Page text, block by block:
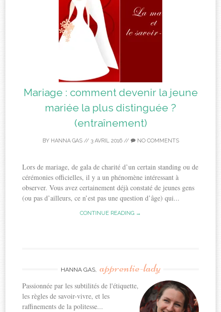
Mariage : comment devenir la jeune
mariée la plus distinguée ?
(entraînement)
BY HANNA GAS// 3 AVRIL 2016// NO COMMENTS
Lors de mariage, de gala de charité d’un certain standing ou de
cérémonies officielles, il y a un phénomène intéressant à
observer. Vous avez certainement déjà constaté de jeunes gens
(ou pas d’ailleurs, ce n’est pas une question d’âge) qui...
CONTINUE READING →
HANNA GAS, apprentie-lady
Passionnée par les subtilités de l'étiquette,
les règles de savoir-vivre, et les
raffinements de la politesse...